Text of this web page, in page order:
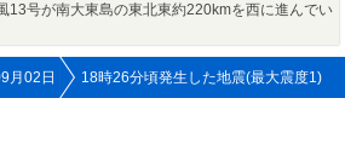
13号が南大東島の東北東約220kmを西に進んでい
月02日 18時26分頃発生した地震(最大震度1)